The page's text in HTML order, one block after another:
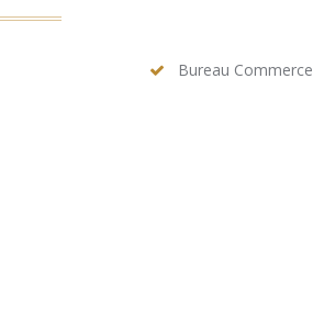
Bureau Commerce